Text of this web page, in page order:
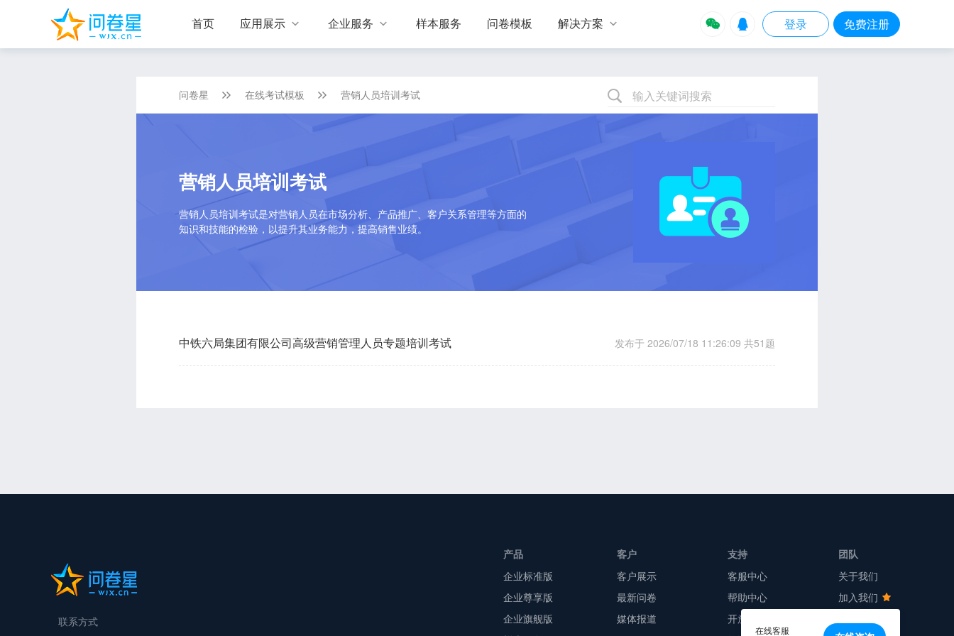
首页 应用展示  企业服务  样本服务 问卷模板 解决方案    登录 免费注册
问卷星 在线考试模板 营销人员培训考试 输入关键词搜索
营销人员培训考试
营销人员培训考试是对营销人员在市场分析、产品推广、客户关系管理等方面的
知识和技能的检验，以提升其业务能力，提高销售业绩。
中铁六局集团有限公司高级营销管理人员专题培训考试 发布于 2026/07/18 11:26:09 共51题
联系方式
产品
企业标准版
企业尊享版
企业旗舰版
客户
客户展示
最新问卷
媒体报道
支持
客服中心
帮助中心
开放平台
团队
关于我们
加入我们
在线客服